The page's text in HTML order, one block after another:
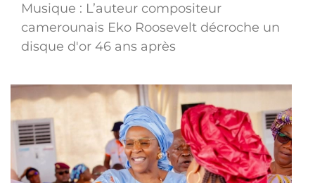
Musique : L’auteur compositeur
camerounais Eko Roosevelt décroche un
disque d'or 46 ans après